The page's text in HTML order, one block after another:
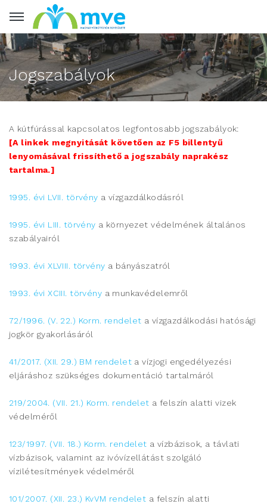
Jogszabályok
A kútfúrással kapcsolatos legfontosabb jogszabályok:
[A linkek megnyitását követően az F5 billentyű
lenyomásával frissíthető a jogszabály naprakész
tartalma.]
1995. évi LVII. törvény a vízgazdálkodásról
1995. évi LIII. törvény a környezet védelmének általános
szabályairól
1993. évi XLVIII. törvény a bányászatról
1993. évi XCIII. törvény a munkavédelemről
72/1996. (V. 22.) Korm. rendelet a vízgazdálkodási hatósági
jogkör gyakorlásáról
41/2017. (XII. 29.) BM rendelet a vízjogi engedélyezési
eljáráshoz szükséges dokumentáció tartalmáról
219/2004. (VII. 21.) Korm. rendelet a felszín alatti vizek
védelméről
123/1997. (VII. 18.) Korm. rendelet a vízbázisok, a távlati
vízbázisok, valamint az ivóvízellátást szolgáló
vízilétesítmények védelméről
101/2007. (XII. 23.) KvVM rendelet a felszín alatti